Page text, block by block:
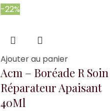
-22%
Ajouter au panier
Acm – Boréade R Soin
Réparateur Apaisant
40Ml